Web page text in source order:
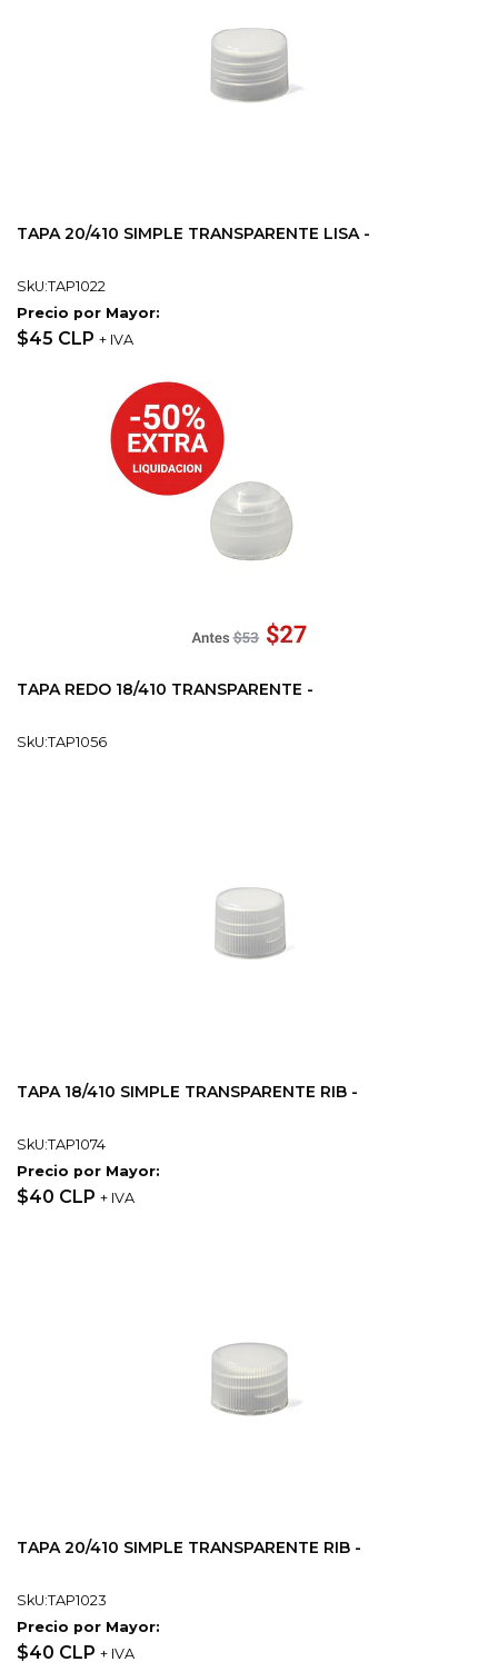
TAPA 20/410 SIMPLE TRANSPARENTE LISA -
SkU:TAP1022
Precio por Mayor:
$45 CLP + IVA
TAPA REDO 18/410 TRANSPARENTE -
SkU:TAP1056
TAPA 18/410 SIMPLE TRANSPARENTE RIB -
SkU:TAP1074
Precio por Mayor:
$40 CLP + IVA
TAPA 20/410 SIMPLE TRANSPARENTE RIB -
SkU:TAP1023
Precio por Mayor:
$40 CLP + IVA